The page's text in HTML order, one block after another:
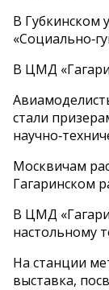
В Губкинском
В ЦМД
стали
Москвичам
Гагаринском
В ЦМД
настольному
На станции
выставка,